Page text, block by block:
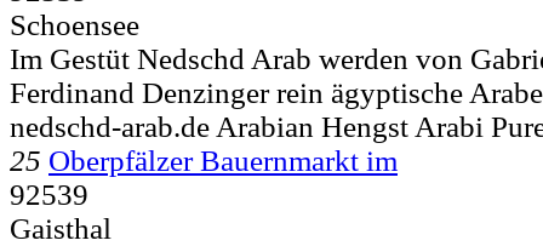
Schoensee
Im Gestüt Nedschd Arab werden von
Ferdinand Denzinger rein ägyptische
nedschd-arab.de Arabian Hengst Arabi
25 Oberpfälzer Bauernmarkt im
92539
Gaisthal